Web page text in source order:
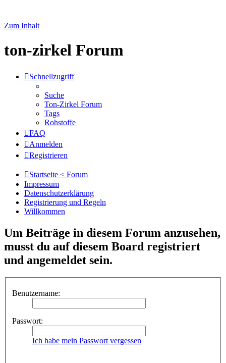
Zum Inhalt
ton-zirkel Forum
Schnellzugriff
Suche
Ton-Zirkel Forum
Tags
Rohstoffe
FAQ
Anmelden
Registrieren
Startseite < Forum
Impressum
Datenschutzerklärung
Registrierung und Regeln
Willkommen
Um Beiträge in diesem Forum anzusehen,
musst du auf diesem Board registriert
und angemeldet sein.
Benutzername:
Passwort:
Ich habe mein Passwort vergessen